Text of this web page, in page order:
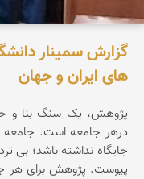
گزارش سمینار
های ایران و جهان
پژوهش، یک سنگ بنا و
درهر جامعه است.
جایگاه نداشته باشد؛ بی
پیوست. پژوهش برای هر